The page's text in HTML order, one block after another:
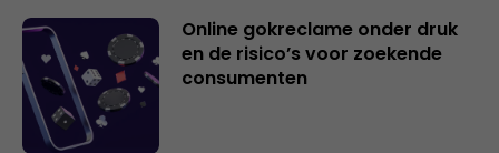
Online gokreclame onder druk
en de risico’s voor zoekende
consumenten